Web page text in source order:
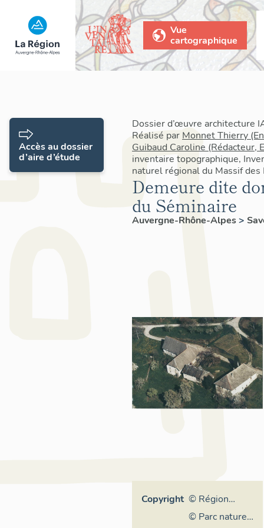
Vue
cartographique
Dossier d’œuvre architecture
Réalisé par Monnet Thierry
Guibaud Caroline (Rédacteur,
inventaire topographique,
naturel régional du Massif des
Demeure dite
du Séminaire
Auvergne-Rhône-Alpes>
Copyright © Région
Auvergne-
© Parc naturel
Accès au dossier
d’aire d’étude